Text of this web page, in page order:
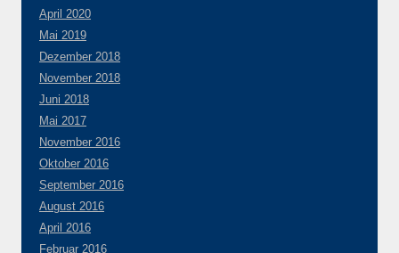
April 2020
Mai 2019
Dezember 2018
November 2018
Juni 2018
Mai 2017
November 2016
Oktober 2016
September 2016
August 2016
April 2016
Februar 2016